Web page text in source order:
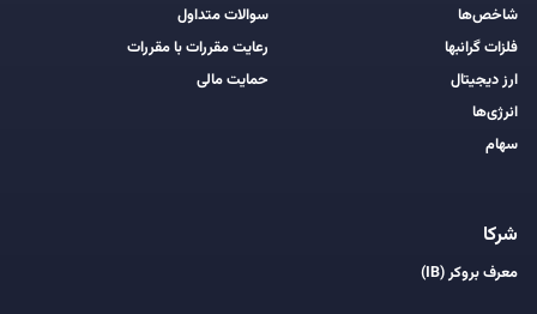
شاخص‌ها
فلزات گرانبها
ارز دیجیتال
انرژی‌ها
سهام
سوالات متداول
رعایت مقررات با مقررات
حمایت مالی
شرکا
معرف بروکر (IB)